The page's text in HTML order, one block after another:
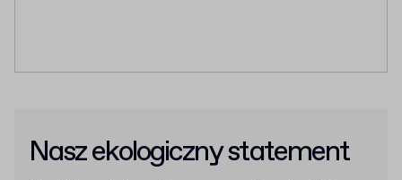
Nasz ekologiczny statement